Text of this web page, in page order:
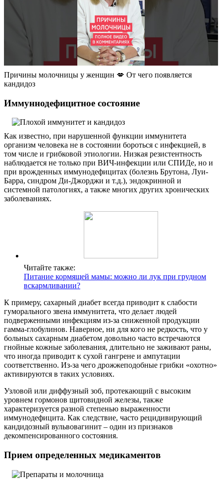
Причины молочницы у женщин 💋 От чего появляется
кандидоз
Иммуннодефицитное состояние
Как известно, при нарушенной функции иммунитета
организм человека не в состоянии бороться с инфекцией, в
том числе и грибковой этиологии. Низкая резистентность
наблюдается не только при ВИЧ-инфекции или СПИДе, но и
при врожденных иммунодефицитах (болезнь Брутона, Луи-
Барра, синдром Ди-Джорджи и т.д.), эндокринной и
системной патологиях, а также многих других хронических
заболеваниях.
Читайте также:
Питание кормящей мамы: можно ли лук при грудном
вскармливании?
К примеру, сахарный диабет всегда приводит к слабости
гуморального звена иммунитета, что делает людей
подверженными инфекциям из-за сниженной продукции
гамма-глобулинов. Наверное, ни для кого не редкость, что у
больных сахарным диабетом довольно часто встречаются
гнойные кожные заболевания, длительно не заживают раны,
что иногда приводит к сухой гангрене и ампутации
соответственно. Из-за чего дрожжеподобные грибки «охотно»
активируются в таких условиях.
Узловой или диффузный зоб, протекающий с высоким
уровнем гормонов щитовидной железы, также
характеризуется разной степенью выраженности
иммунодефицита. Как следствие, часто рецидивирующий
кандидозный вульвовагинит – один из признаков
декомпенсированного состояния.
Прием определенных медикаментов